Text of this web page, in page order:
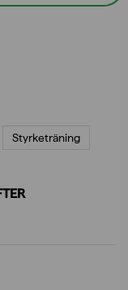
Styrketräning